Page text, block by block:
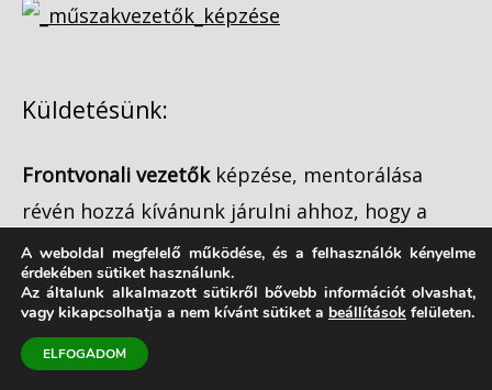
Küldetésünk:
Frontvonali vezetőkképzése, mentorálása
révén hozzá kívánunk járulni ahhoz, hogy a
cégek frontvonalán olyan kiváló vezetők
tevékenykedjenek, akik erősek és
emberségesek!
A weboldal megfelelő működése, és a felhasználók kényelme
érdekében sütiket használunk.
Az általunk alkalmazott sütikről bővebb információt olvashat,
vagy kikapcsolhatja a nem kívánt sütiket a beállítások felületen.
ELFOGADOM